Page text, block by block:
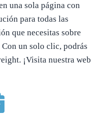
una sola página con
para todas las
que necesitas sobre
Con un solo clic, podrás
¡Visita nuestra web